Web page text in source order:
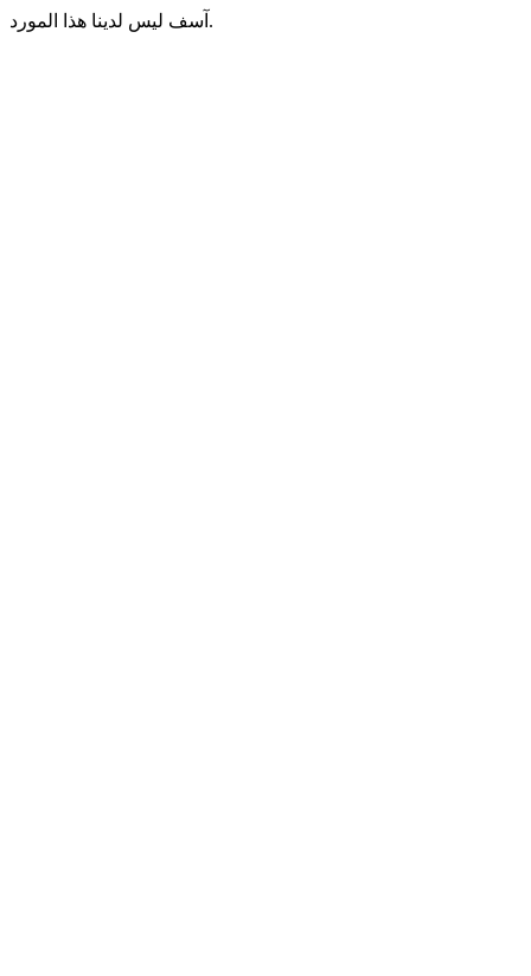
آسف ليس لدينا هذا المورد.